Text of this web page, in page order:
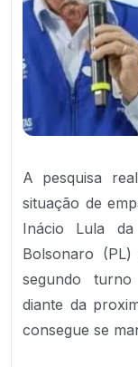
A pesquisa
situação de
Inácio Lula
Bolsonaro
segundo
diante da
consegue se